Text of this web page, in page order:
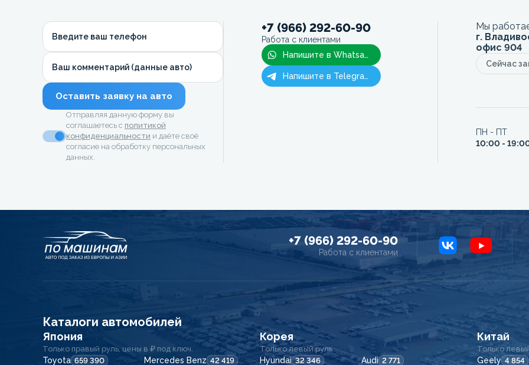
Введите ваш телефон
Ваш комментарий (данные авто)
Оставить заявку на авто
Отправляя данную форму вы
соглашаетесь с политикой
конфиденциальности и даёте своё
согласие на обработку персональных
данных.
+7 (966) 292-60-90
Работа с клиентами
Напишите в Whatsapp
Напишите в Telegram
Мы
г.
офис 904
Сейчас
ПН - ПТ
10:00 -
+7 (966) 292-60-90
Работа с клиентами
Каталоги автомобилей
Япония
Только правый руль, цены в ₽ под ключ.
Toyota 659 390 Mercedes Benz 42 419
Корея
Только левый руль
Hyundai 32 346 Audi 2 771
Китай
Только
Geely 4 854